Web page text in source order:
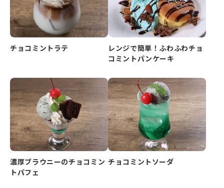
チョコミントラテ
レンジで簡単！ふわふわチョ
コミントパンケーキ
濃厚ブラウニーのチョコミン
トパフェ
チョコミントソーダ